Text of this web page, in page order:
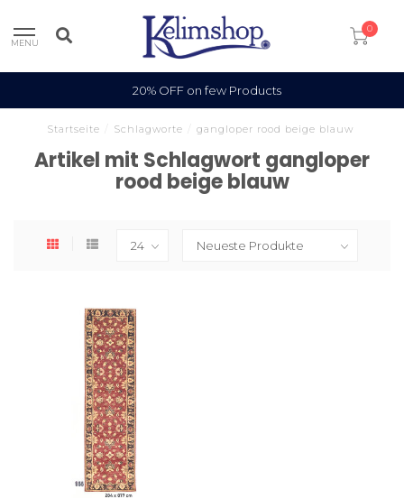
MENU
0
20% OFF on few Products
Startseite Schlagworte gangloper rood beige blauw
Artikel mit Schlagwort gangloper
rood beige blauw